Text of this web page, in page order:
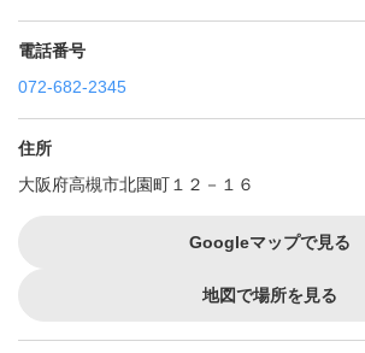
電話番号
072-682-2345
住所
大阪府高槻市北園町１２－１６
Googleマップで見る
地図で場所を見る